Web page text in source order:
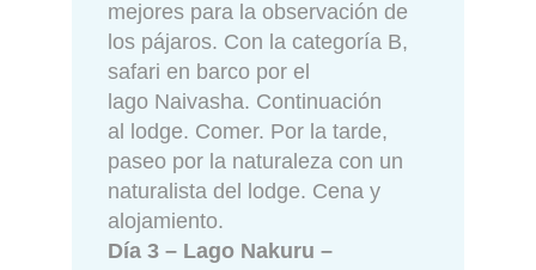
mejores para la observación de
los pájaros. Con la categoría B,
safari en barco por el
lago Naivasha. Continuación
al lodge. Comer. Por la tarde,
paseo por la naturaleza con un
naturalista del lodge. Cena y
alojamiento.
Día 3 – Lago Nakuru –